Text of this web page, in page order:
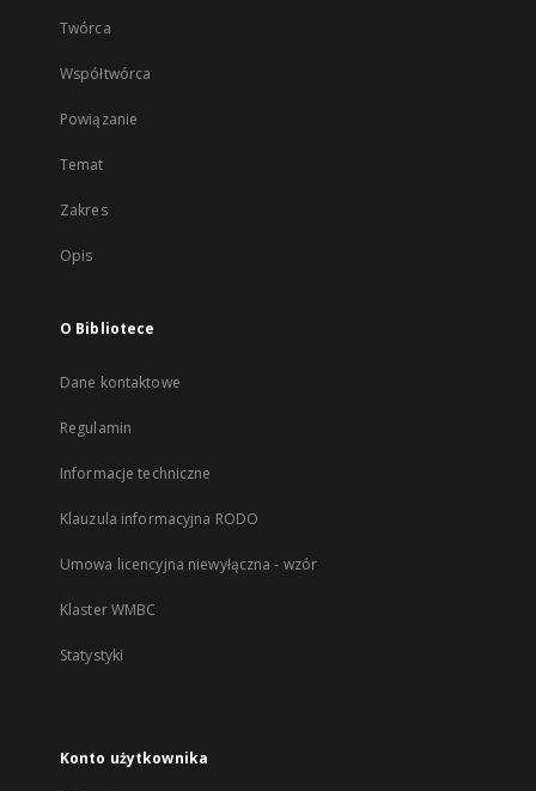
Twórca
Współtwórca
Powiązanie
Temat
Zakres
Opis
O Bibliotece
Dane kontaktowe
Regulamin
Informacje techniczne
Klauzula informacyjna RODO
Umowa licencyjna niewyłączna - wzór
Klaster WMBC
Statystyki
Konto użytkownika